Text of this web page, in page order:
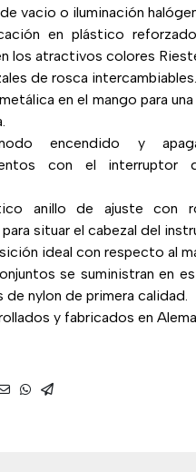
vacio o iluminación
en plástico
los atractivos colores
de rosca intercambiables.
en el mango para
encendido y
con el interruptor
anillo de ajuste con
situar el cabezal del
ideal con respecto al
se suministran en
de nylon de primera calidad.
y fabricados en